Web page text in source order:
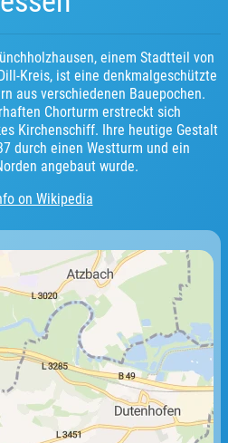
einem Stadtteil von
Kreis, ist eine denkmalgeschützte
aus verschiedenen Bauepochen.
Chorturm erstreckt sich
Kirchenschiff. Ihre heutige Gestalt
durch einen Westturm und ein
angebaut wurde.
on Wikipedia